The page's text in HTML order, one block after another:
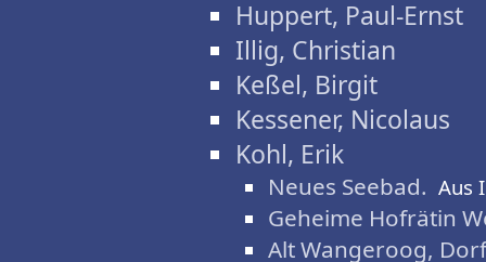
Huppert, Paul-Ernst
Illig, Christian
Keßel, Birgit
Kessener, Nicolaus
Kohl, Erik
Neues Seebad. Aus
Geheime Hofrätin
Alt Wangeroog,